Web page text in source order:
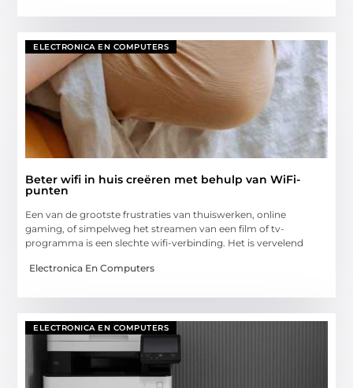
ELECTRONICA EN COMPUTERS
Beter wifi in huis creëren met behulp van WiFi-
punten
Een van de grootste frustraties van thuiswerken, online
gaming, of simpelweg het streamen van een film of tv-
programma is een slechte wifi-verbinding. Het is vervelend
Electronica En Computers
ELECTRONICA EN COMPUTERS